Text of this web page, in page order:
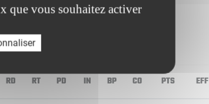
RD RT PD IN BP CO PTS EFF
que vous souhaitez activer